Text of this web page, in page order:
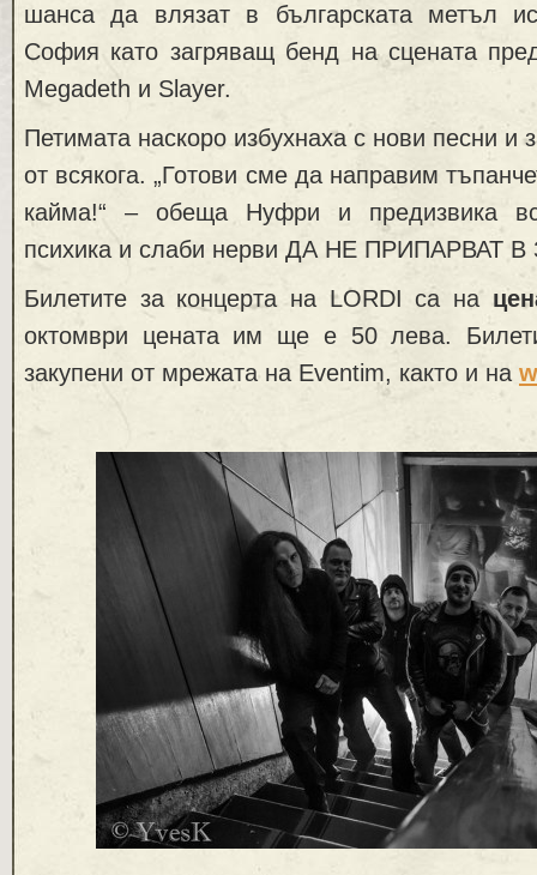
шанса да влязат в българската метъл
София като загряващ бенд на сцената
Megadeth и Slayer.
Петимата наскоро избухнаха с нови песни и
от всякога. „Готови сме да направим
кайма!“ – обеща Нуфри и предизвика
психика и слаби нерви ДА НЕ ПРИПАРВАТ В
Билетите за концерта на LORDI са на
октомври цената им ще е 50 лева.
закупени от мрежата на Eventim, както и на